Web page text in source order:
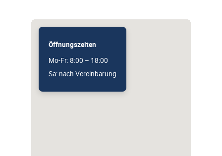
Öffnungszeiten
Mo-Fr: 8:00 – 18:00
Sa: nach Vereinbarung